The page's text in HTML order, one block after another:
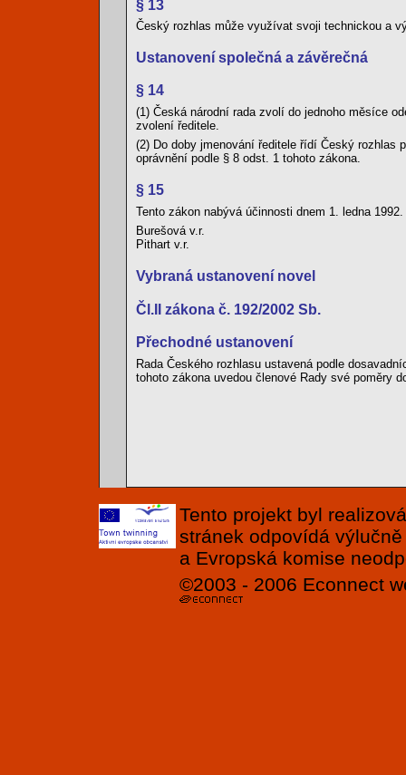
§ 13
Český rozhlas může využívat svoji technickou a
Ustanovení společná a závěrečná
§ 14
(1) Česká národní rada zvolí do jednoho měsíce
zvolení ředitele.
(2) Do doby jmenování ředitele řídí Český rozhlas
oprávnění podle § 8 odst. 1 tohoto zákona.
§ 15
Tento zákon nabývá účinnosti dnem 1. ledna 1992.
Burešová v.r.
Pithart v.r.
Vybraná ustanovení novel
Čl.II zákona č. 192/2002 Sb.
Přechodné ustanovení
Rada Českého rozhlasu ustavená podle
tohoto zákona uvedou členové Rady své poměry
Tento projekt byl
stránek odpovídá
a Evropská komise
©2003 - 2006 Econnect